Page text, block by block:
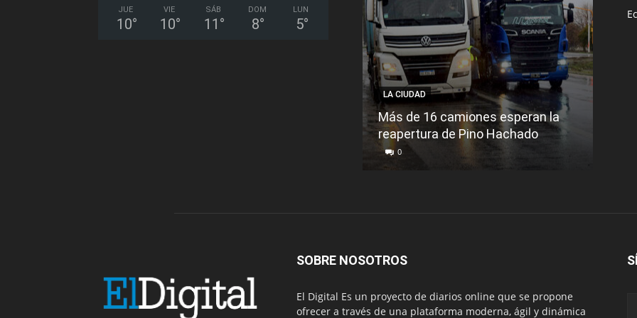
JUE
10°
VIE
10°
SÁB
11 °
DOM
8°
LUN
5°
LA CIUDAD
Más de 16 camiones esperan la
reapertura de Pino Hachado
0
SOBRE NOSOTROS
El Digital Es un proyecto de diarios online que se propone
ofrecer a través de una plataforma moderna, ágil y dinámica